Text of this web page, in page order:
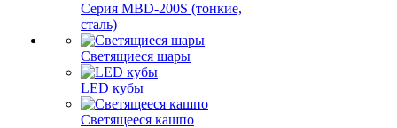
Серия MBD-200S (тонкие,
сталь)
Светящиеся шары
LED кубы
Светящееся кашпо